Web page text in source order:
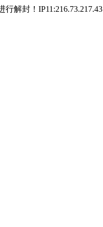
解封！IP11:216.73.217.43